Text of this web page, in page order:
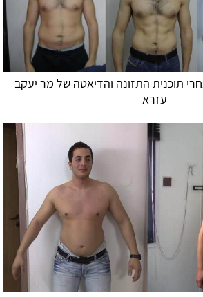
תוכנית התזונה והדיאטהשל מר יעקב
עזרא